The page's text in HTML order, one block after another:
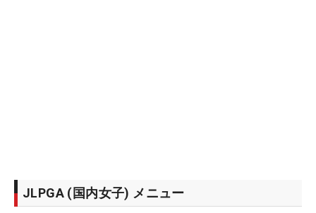
JLPGA (国内女子) メニュー